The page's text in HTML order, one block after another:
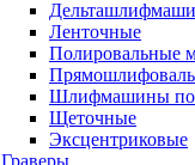
Ленточные
Полировальные
Шлифмашины по
Щеточные
Эксцентриковые
Граверы